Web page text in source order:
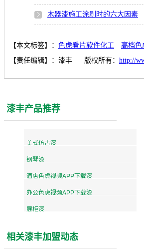
木器漆施工涂刷时的六大因素
【本文标签】： 色虎看片软件化工 高档色
【责任编辑】： 漆丰 版权所有： http://
漆丰产品推荐
美式仿古漆
钢琴漆
酒店色虎视频APP下载漆
办公色虎视频APP下载漆
展柜漆
相关漆丰加盟动态